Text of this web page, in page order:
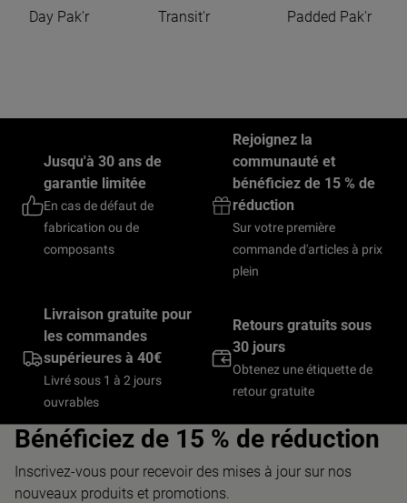
Day Pak'r Transit'r Padded Pak'r
Jusqu'à 30 ans de
garantie limitée
En cas de défaut de
fabrication ou de
composants
Rejoignez la
communauté et
bénéficiez de 15 % de
réduction
Sur votre première
commande d'articles à prix
plein
Livraison gratuite pour
les commandes
supérieures à 40€
Livré sous 1 à 2 jours
ouvrables
Retours gratuits sous
30 jours
Obtenez une étiquette de
retour gratuite
Bénéficiez de 15 % de réduction
Inscrivez-vous pour recevoir des mises à jour sur nos
nouveaux produits et promotions.